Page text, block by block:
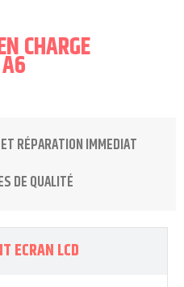
CHARGE
RÉPARATION IMMEDIAT
DE QUALITÉ
ECRAN LCD